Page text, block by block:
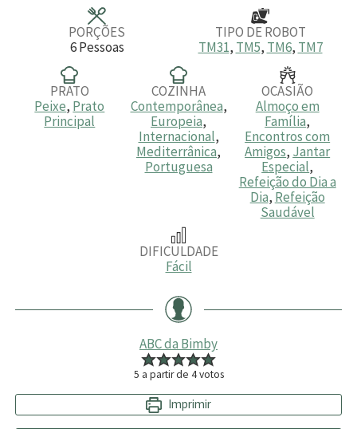
PORÇÕES
6 Pessoas
TIPO DE ROBOT
TM31, TM5, TM6, TM7
PRATO
Peixe, Prato
Principal
COZINHA
Contemporânea,
Europeia,
Internacional,
Mediterrânica,
Portuguesa
OCASIÃO
Almoço em
Família,
Encontros com
Amigos, Jantar
Especial,
Refeição do Dia a
Dia, Refeição
Saudável
DIFICULDADE
Fácil
ABC da Bimby
5 a partir de 4votos
Imprimir